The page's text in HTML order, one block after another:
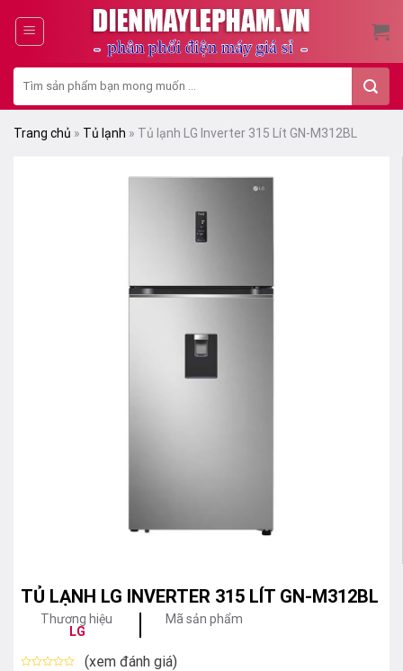
kiếm:
Trang chủ » Tủ lạnh » Tủ lạnh LG Inverter 315 Lít GN-M312BL
TỦ LẠNH LG INVERTER 315 LÍT GN-M312BL
Thương hiệu
LG
Mã sản phẩm
(xem đánh giá)